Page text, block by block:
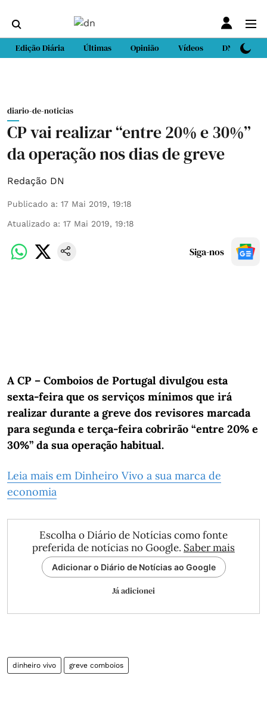
Edição Diária Últimas Opinião Vídeos DN Sport
diario-de-noticias
CP vai realizar “entre 20% e 30%”
da operação nos dias de greve
Redação DN
Publicado a: 17 Mai 2019, 19:18
Atualizado a: 17 Mai 2019, 19:18
Siga-nos
A CP – Comboios de Portugal divulgou esta
sexta-feira que os serviços mínimos que irá
realizar durante a greve dos revisores marcada
para segunda e terça-feira cobrirão “entre 20% e
30%” da sua operação habitual.
Leia mais em Dinheiro Vivo a sua marca de
economia
Escolha o Diário de Notícias como fonte
preferida de notícias no Google. Saber mais
Adicionar o Diário de Notícias ao Google
Já adicionei
dinheiro vivo greve comboios